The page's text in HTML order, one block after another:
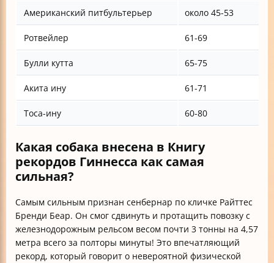
Американский питбультерьер около 45-53
Ротвейлер 61-69
Булли кутта 65-75
Акита ину 61-71
Тоса-ину 60-80
Какая собака внесена в Книгу
рекордов Гиннесса как самая
сильная?
Самым сильным признан сенбернар по кличке Райттес
Бренди Беар. Он смог сдвинуть и протащить повозку с
железнодорожным рельсом весом почти 3 тонны на 4,57
метра всего за полторы минуты! Это впечатляющий
рекорд, который говорит о невероятной физической